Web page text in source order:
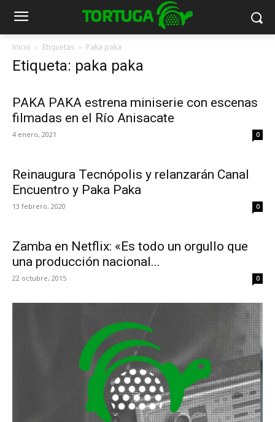
Inicio Etiquetas Paka paka
Etiqueta: paka paka
PAKA PAKA estrena miniserie con escenas
filmadas en el Río Anisacate
4 enero, 2021 0
Reinaugura Tecnópolis y relanzarán Canal
Encuentro y Paka Paka
13 febrero, 2020 0
Zamba en Netflix: «Es todo un orgullo que
una producción nacional...
22 octubre, 2015 0